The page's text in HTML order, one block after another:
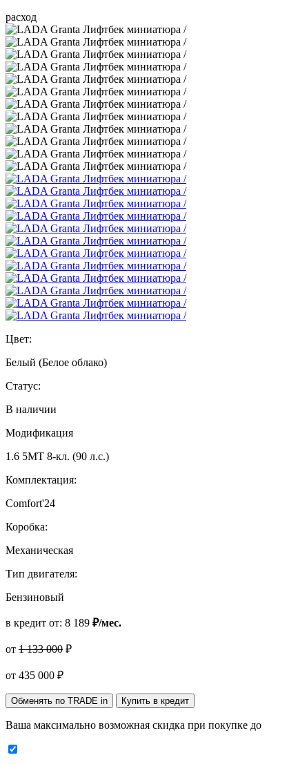
расход
Цвет:
Белый (Белое облако)
Статус:
В наличии
Модификация
1.6 5МТ 8-кл. (90 л.с.)
Комплектация:
Comfort'24
Коробка:
Механическая
Тип двигателя:
Бензиновый
в кредит от: 8 189 ₽/мес.
от 1 133 000 ₽
от 435 000 ₽
Обменять по TRADE in Купить в кредит
Ваша максимально возможная скидка при покупке до